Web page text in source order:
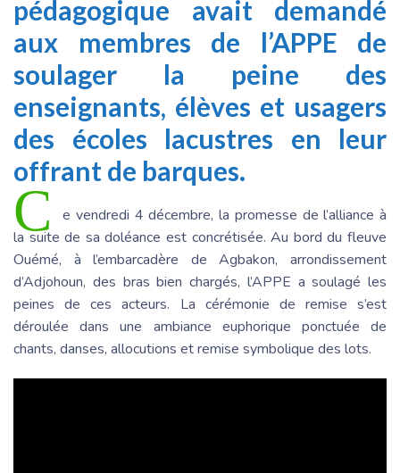
pédagogique avait demandé
aux membres de l’APPE de
soulager la peine des
enseignants, élèves et usagers
des écoles lacustres en leur
offrant de barques.
C
e vendredi 4 décembre, la promesse de l’alliance à
la suite de sa doléance est concrétisée. Au bord du fleuve
Ouémé, à l’embarcadère de Agbakon, arrondissement
d’Adjohoun, des bras bien chargés, l’APPE a soulagé les
peines de ces acteurs. La cérémonie de remise s’est
déroulée dans une ambiance euphorique ponctuée de
chants, danses, allocutions et remise symbolique des lots.